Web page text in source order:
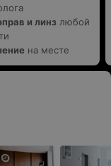
и линз любой
на месте